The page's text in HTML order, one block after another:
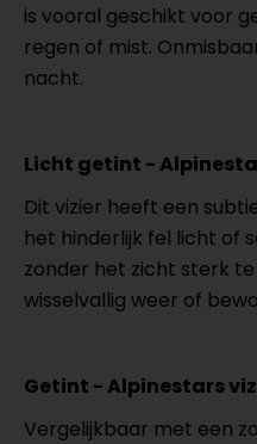
is vooral geschikt voor
regen of mist.
nacht.
Licht getint -
Dit vizier heeft een
het hinderlijk fel licht of
zonder het zicht sterk
wisselvallig weer of
Getint - Alpinestars
Vergelijkbaar met een